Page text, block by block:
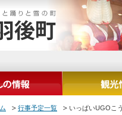
行事予定一覧 いっぱいUGOこ